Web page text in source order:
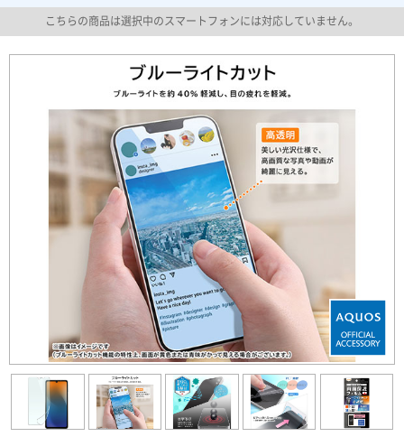
こちらの商品は選択中のスマートフォンには対応していません。